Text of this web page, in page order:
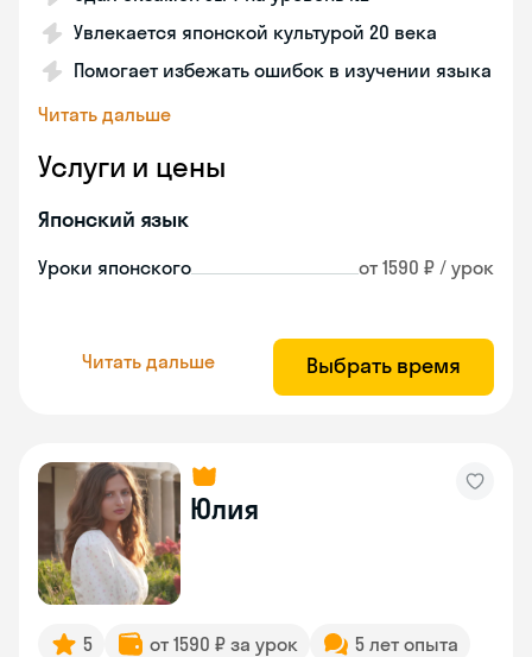
Увлекается японской культурой 20 века
Помогает избежать ошибок в изучении языка
Читать дальше
Услуги и цены
Японский язык
Уроки японского от 1590 ₽ / урок
Читать дальше Выбрать время
Юлия
5 от 1590 ₽ за урок 5 лет опыта